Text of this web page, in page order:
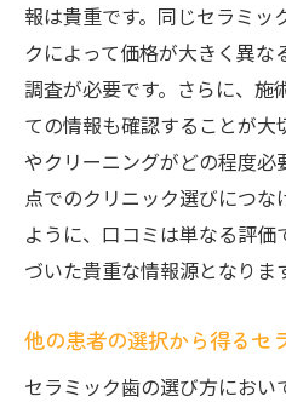
報は貴重です。同じセラミッ
クによって価格が大きく異
調査が必要です。さらに、施
ての情報も確認することが大
やクリーニングがどの程度
点でのクリニック選びにつな
ように、口コミは単なる評
づいた貴重な情報源となりま
他の患者の選択から得るセ
セラミック歯の選び方にお